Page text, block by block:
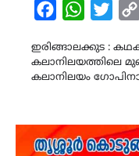
FacebookWhatsApp
ഇരിങ്ങാലക്കുട :
കലാനിലയത്തിലെ
കലാനിലയം